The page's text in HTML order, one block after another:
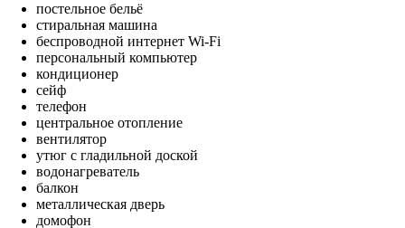
постельное бельё
стиральная машина
беспроводной интернет Wi-Fi
персональный компьютер
кондиционер
сейф
телефон
центральное отопление
вентилятор
утюг с гладильной доской
водонагреватель
балкон
металлическая дверь
домофон